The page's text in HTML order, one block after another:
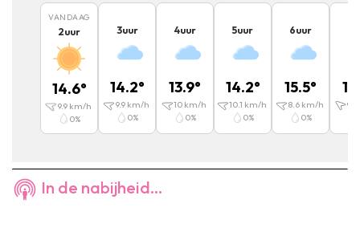
VANDAAG
2uur
14.6°
9.9 km/h
0%
3uur
14.2°
9.9 km/h
0%
4uur
13.9°
10 km/h
0%
5uur
14.2°
10.1 km/h
0%
6uur
15.5°
8.6 km/h
0%
9.8
In de nabijheid...